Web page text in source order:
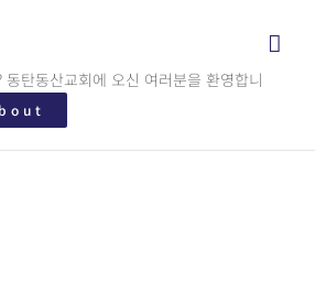
동탄동산교회에 오신 여러분을 환영합니